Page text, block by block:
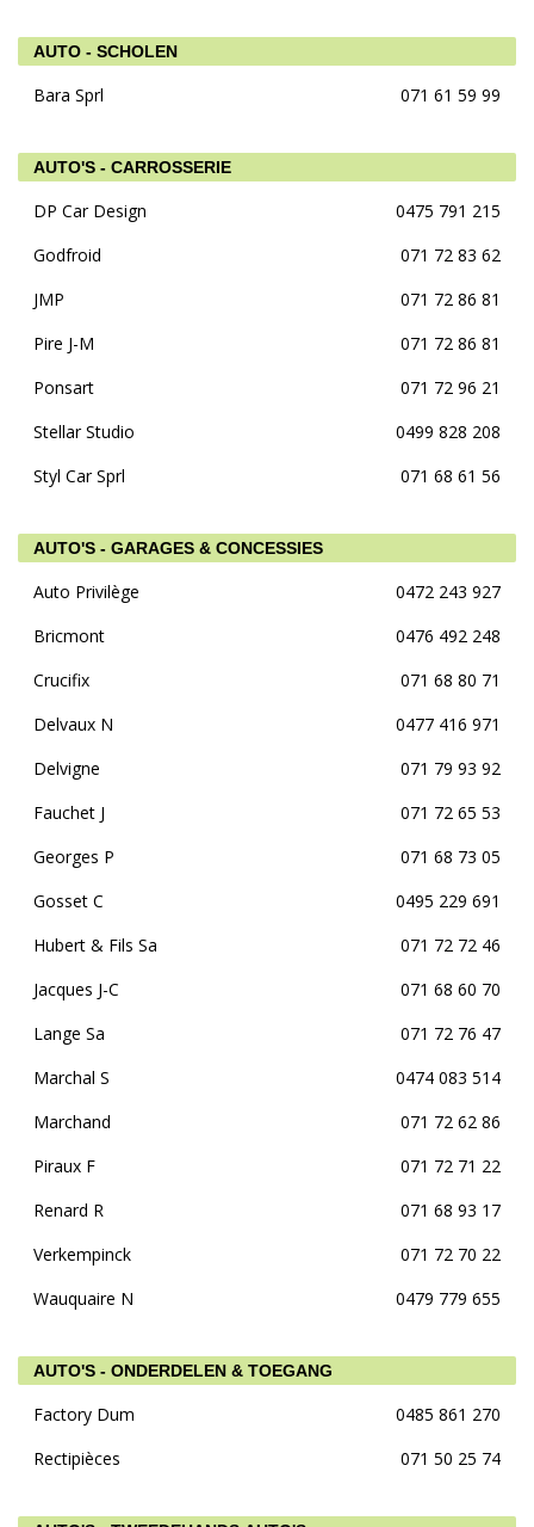
AUTO - SCHOLEN
Bara Sprl 071 61 59 99
AUTO'S - CARROSSERIE
DP Car Design
0475 791 215
Godfroid
071 72 83 62
JMP
071 72 86 81
Pire J-M
071 72 86 81
Ponsart
071 72 96 21
Stellar Studio
0499 828 208
Styl Car Sprl
071 68 61 56
AUTO'S - GARAGES & CONCESSIES
Auto Privilège
0472 243 927
Bricmont
0476 492 248
Crucifix
071 68 80 71
Delvaux N
0477 416 971
Delvigne
071 79 93 92
Fauchet J
071 72 65 53
Georges P
071 68 73 05
Gosset C
0495 229 691
Hubert & Fils Sa
071 72 72 46
Jacques J-C
071 68 60 70
Lange Sa
071 72 76 47
Marchal S
0474 083 514
Marchand
071 72 62 86
Piraux F
071 72 71 22
Renard R
071 68 93 17
Verkempinck
071 72 70 22
Wauquaire N
0479 779 655
AUTO'S - ONDERDELEN & TOEGANG
Factory Dum
0485 861 270
Rectipièces
071 50 25 74